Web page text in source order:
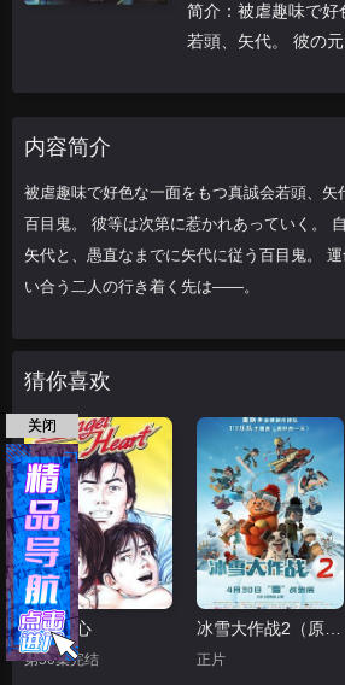
简介：被虐趣味で好
若頭、矢代。 彼の
内容简介
被虐趣味で好色な一面をもつ真誠会若頭、矢
百目鬼。 彼等は次第に惹かれあっていく。
矢代と、愚直なまでに矢代に従う百目鬼。 運
い合う二人の行き着く先は——。
猜你喜欢
天使之心
第50集完结
冰雪大作战2（原声版）
正片
关闭